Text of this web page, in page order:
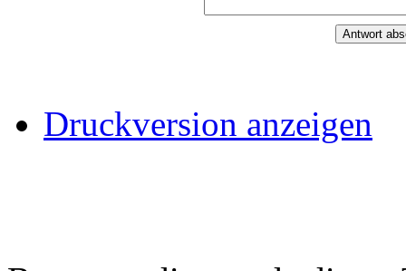
Druckversion anzeigen